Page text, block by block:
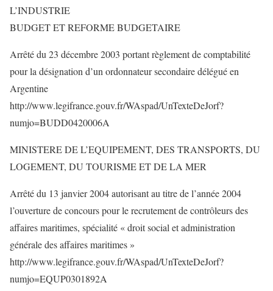
L’INDUSTRIE
BUDGET ET REFORME BUDGETAIRE
Arrêté du 23 décembre 2003 portant règlement de comptabilité
pour la désignation d’un ordonnateur secondaire délégué en
Argentine
http://www.legifrance.gouv.fr/WAspad/UnTexteDeJorf?
numjo=BUDD0420006A
MINISTERE DE L’EQUIPEMENT, DES TRANSPORTS, DU
LOGEMENT, DU TOURISME ET DE LA MER
Arrêté du 13 janvier 2004 autorisant au titre de l’année 2004
l’ouverture de concours pour le recrutement de contrôleurs des
affaires maritimes, spécialité « droit social et administration
générale des affaires maritimes »
http://www.legifrance.gouv.fr/WAspad/UnTexteDeJorf?
numjo=EQUP0301892A